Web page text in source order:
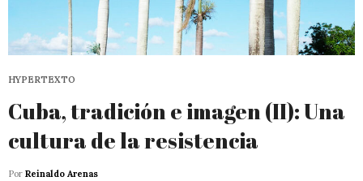
HYPERTEXTO
Cuba, tradición e imagen (II): Una
cultura de la resistencia
Por Reinaldo Arenas